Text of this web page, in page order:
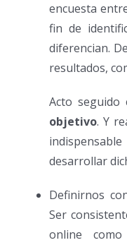
encuesta
fin de
diferencian.
resultados,
Acto seguido
objetivo. Y
desarrollar
Definirnos
Ser
online